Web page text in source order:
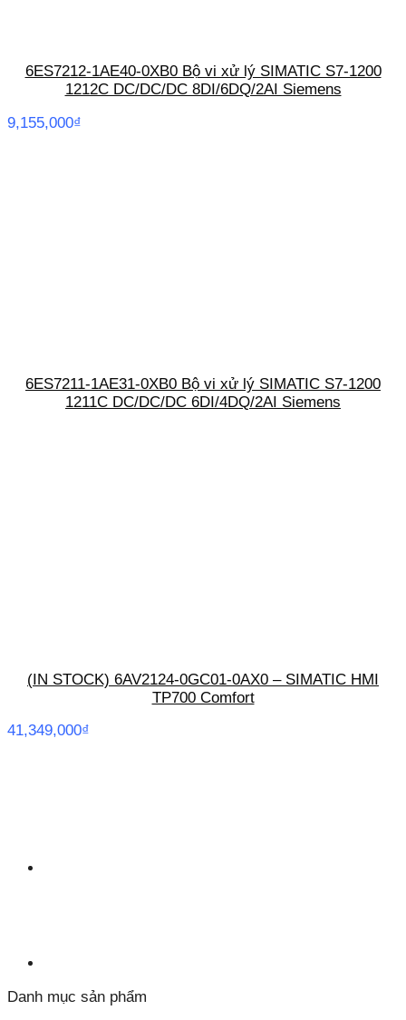
6ES7212-1AE40-0XB0 Bộ vi xử lý SIMATIC S7-1200
1212C DC/DC/DC 8DI/6DQ/2AI Siemens
9,155,000₫
6ES7211-1AE31-0XB0 Bộ vi xử lý SIMATIC S7-1200
1211C DC/DC/DC 6DI/4DQ/2AI Siemens
(IN STOCK) 6AV2124-0GC01-0AX0 – SIMATIC HMI
TP700 Comfort
41,349,000₫
Danh mục sản phẩm